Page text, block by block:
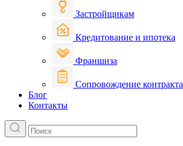
Застройщикам
Кредитование и ипотека
Франшиза
Сопровождение контракта
Блог
Контакты